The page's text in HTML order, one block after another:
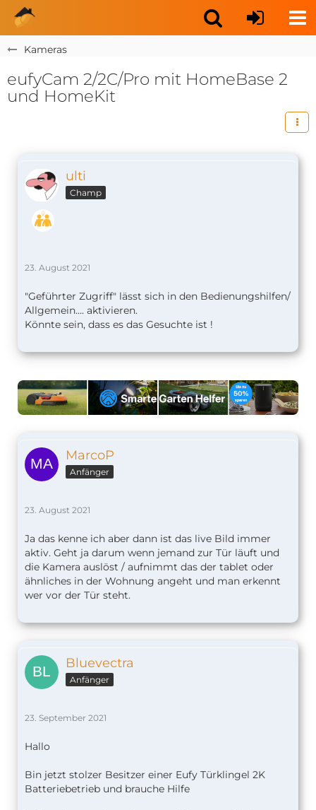
Kameras
eufyCam 2/2C/Pro mit HomeBase 2
und HomeKit
ulti
Champ
23. August 2021
"Geführter Zugriff" lässt sich in den Bedienungshilfen/
Allgemein.... aktivieren.
Könnte sein, dass es das Gesuchte ist !
MarcoP
Anfänger
23. August 2021
Ja das kenne ich aber dann ist das live Bild immer
aktiv. Geht ja darum wenn jemand zur Tür läuft und
die Kamera auslöst / aufnimmt das der tablet oder
ähnliches in der Wohnung angeht und man erkennt
wer vor der Tür steht.
Bluevectra
Anfänger
23. September 2021
Hallo
Bin jetzt stolzer Besitzer einer Eufy Türklingel 2K
Batteriebetrieb und brauche Hilfe